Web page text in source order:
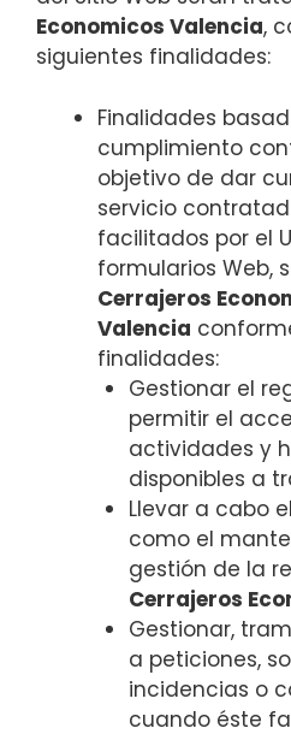
Economicos Valencia,
siguientes finalidades:
Finalidades
cumplimiento
objetivo de dar
servicio
facilitados por el
formularios Web,
Cerrajeros
Valencia
finalidades:
Gestionar el
permitir el
actividades y
disponibles a
Llevar a cabo
como el
gestión de la
Cerrajeros
Gestionar,
a peticiones,
incidencias o
cuando éste